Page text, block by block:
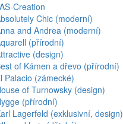
Creation
Chic (moderní)
and Andrea (moderní)
(přírodní)
(design)
of Kámen a dřevo (přírodní)
Palacio (zámecké)
of Turnowsky (design)
(přírodní)
Lagerfeld (exklusivní, design)